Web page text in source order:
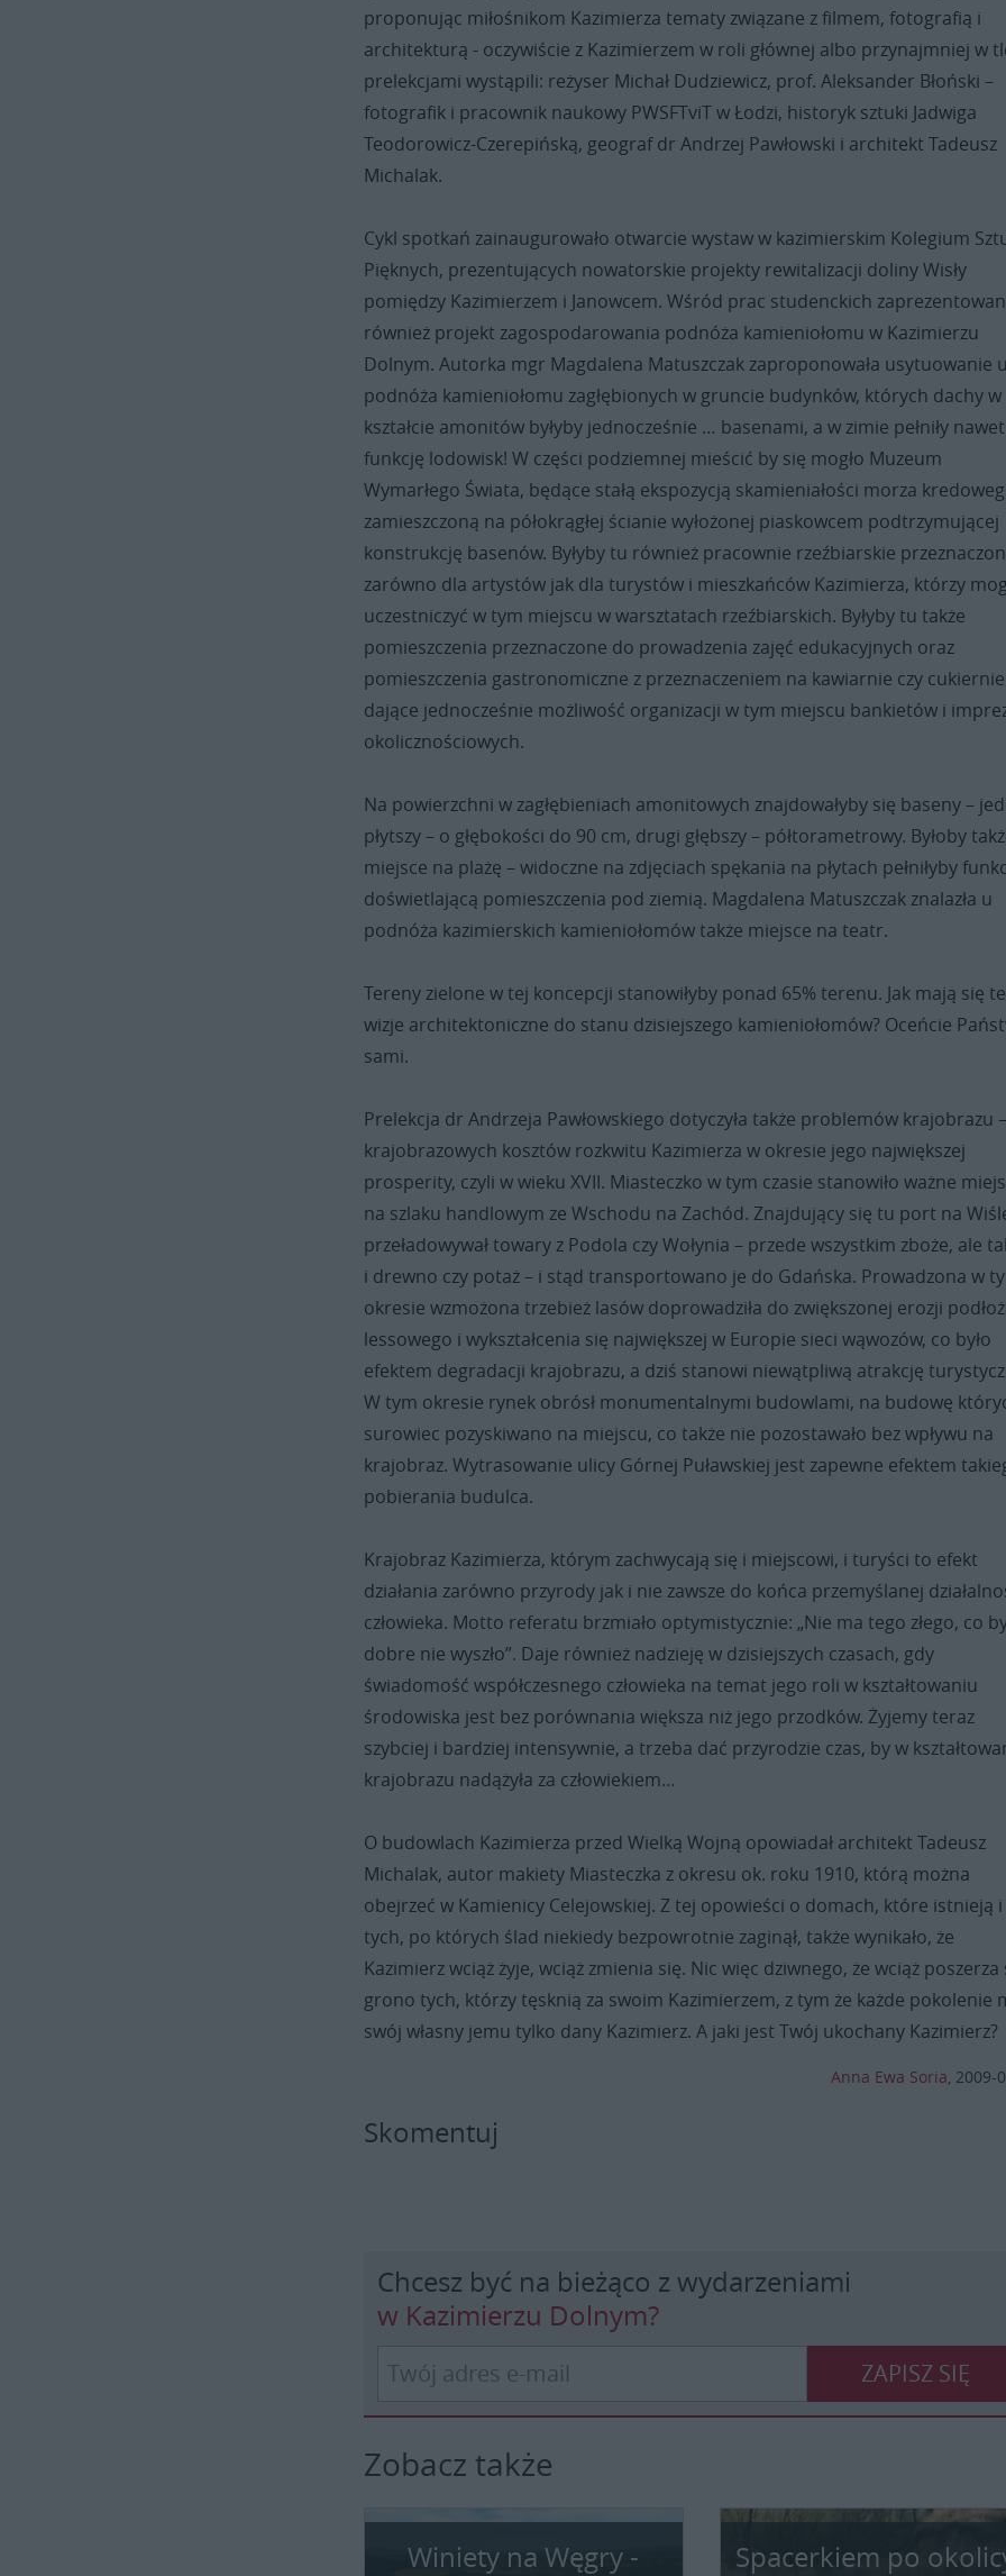
proponując miłośnikom Kazimierza tematy związane z filmem, fotografią i
architekturą - oczywiście z Kazimierzem w roli głównej albo przynajmniej w
prelekcjami wystąpili: reżyser Michał Dudziewicz, prof. Aleksander Błoński –
fotografik i pracownik naukowy PWSFTviT w Łodzi, historyk sztuki Jadwiga
Teodorowicz-Czerepińską, geograf dr Andrzej Pawłowski i architekt Tadeusz
Michalak.
Cykl spotkań zainaugurowało otwarcie wystaw w kazimierskim Kolegium
Pięknych, prezentujących nowatorskie projekty rewitalizacji doliny Wisły
pomiędzy Kazimierzem i Janowcem. Wśród prac studenckich
również projekt zagospodarowania podnóża kamieniołomu w Kazimierzu
Dolnym. Autorka mgr Magdalena Matuszczak zaproponowała usytuowanie u
podnóża kamieniołomu zagłębionych w gruncie budynków, których dachy w
kształcie amonitów byłyby jednocześnie … basenami, a w zimie pełniły nawet
funkcję lodowisk! W części podziemnej mieścić by się mogło Muzeum
Wymarłego Świata, będące stałą ekspozycją skamieniałości morza
zamieszczoną na półokrągłej ścianie wyłożonej piaskowcem podtrzymującej
konstrukcję basenów. Byłyby tu również pracownie rzeźbiarskie
zarówno dla artystów jak dla turystów i mieszkańców Kazimierza, którzy
uczestniczyć w tym miejscu w warsztatach rzeźbiarskich. Byłyby tu także
pomieszczenia przeznaczone do prowadzenia zajęć edukacyjnych oraz
pomieszczenia gastronomiczne z przeznaczeniem na kawiarnie czy cukiernie
dające jednocześnie możliwość organizacji w tym miejscu bankietów i
okolicznościowych.
Na powierzchni w zagłębieniach amonitowych znajdowałyby się baseny –
płytszy – o głębokości do 90 cm, drugi głębszy – półtorametrowy. Byłoby
miejsce na plażę – widoczne na zdjęciach spękania na płytach pełniłyby
doświetlającą pomieszczenia pod ziemią. Magdalena Matuszczak znalazła u
podnóża kazimierskich kamieniołomów także miejsce na teatr.
Tereny zielone w tej koncepcji stanowiłyby ponad 65% terenu. Jak mają się te
wizje architektoniczne do stanu dzisiejszego kamieniołomów? Oceńcie
sami.
Prelekcja dr Andrzeja Pawłowskiego dotyczyła także problemów krajobrazu –
krajobrazowych kosztów rozkwitu Kazimierza w okresie jego największej
prosperity, czyli w wieku XVII. Miasteczko w tym czasie stanowiło ważne
na szlaku handlowym ze Wschodu na Zachód. Znajdujący się tu port na
przeładowywał towary z Podola czy Wołynia – przede wszystkim zboże, ale
i drewno czy potaż – i stąd transportowano je do Gdańska. Prowadzona w
okresie wzmożona trzebież lasów doprowadziła do zwiększonej erozji
lessowego i wykształcenia się największej w Europie sieci wąwozów, co było
efektem degradacji krajobrazu, a dziś stanowi niewątpliwą atrakcję
W tym okresie rynek obrósł monumentalnymi budowlami, na budowę
surowiec pozyskiwano na miejscu, co także nie pozostawało bez wpływu na
krajobraz. Wytrasowanie ulicy Górnej Puławskiej jest zapewne efektem
pobierania budulca.
Krajobraz Kazimierza, którym zachwycają się i miejscowi, i turyści to efekt
działania zarówno przyrody jak i nie zawsze do końca przemyślanej
człowieka. Motto referatu brzmiało optymistycznie: „Nie ma tego złego, co
dobre nie wyszło”. Daje również nadzieję w dzisiejszych czasach, gdy
świadomość współczesnego człowieka na temat jego roli w kształtowaniu
środowiska jest bez porównania większa niż jego przodków. Żyjemy teraz
szybciej i bardziej intensywnie, a trzeba dać przyrodzie czas, by w
krajobrazu nadążyła za człowiekiem…
O budowlach Kazimierza przed Wielką Wojną opowiadał architekt Tadeusz
Michalak, autor makiety Miasteczka z okresu ok. roku 1910, którą można
obejrzeć w Kamienicy Celejowskiej. Z tej opowieści o domach, które istnieją i
tych, po których ślad niekiedy bezpowrotnie zaginął, także wynikało, że
Kazimierz wciąż żyje, wciąż zmienia się. Nic więc dziwnego, że wciąż poszerza
grono tych, którzy tęsknią za swoim Kazimierzem, z tym że każde pokolenie
swój własny jemu tylko dany Kazimierz. A jaki jest Twój ukochany Kazimierz?
Anna Ewa Soria 2009-
Skomentuj
Chcesz być na bieżąco z wydarzeniami
w Kazimierzu Dolnym?
ZAPISZ SIĘ
Zobacz także
Winiety na Węgry -
Spacerkiem po